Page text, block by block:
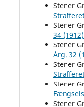
Stener
Stener
34 (1912)
Stener
Årg. 32
Stener
Stener
Stener